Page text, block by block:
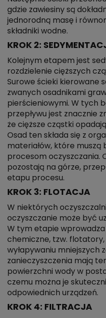
gdzie zawiesiny są
jednorodną masę i
składniki wodne.
KROK 2:
Kolejnym etapem jest
rozdzielenie cięższych
Surowe ścieki kierowane
zwanych osadnikami
pierścieniowymi. W tych
przepływu jest znacznie
że cięższe cząstki
Osad ten składa się z
materiałów, które muszą
procesom oczyszczania.
pozostają na górze,
etapu procesu.
KROK 3: FLOTACJA
W niektórych
oczyszczanie może być
W tym etapie
chemiczne, tzw.
wyłapywaniu mniejszych
zanieczyszczenia mają
powierzchni wody w
czemu można je
odpowiednich urządzeń.
KROK 4: FILTRACJA